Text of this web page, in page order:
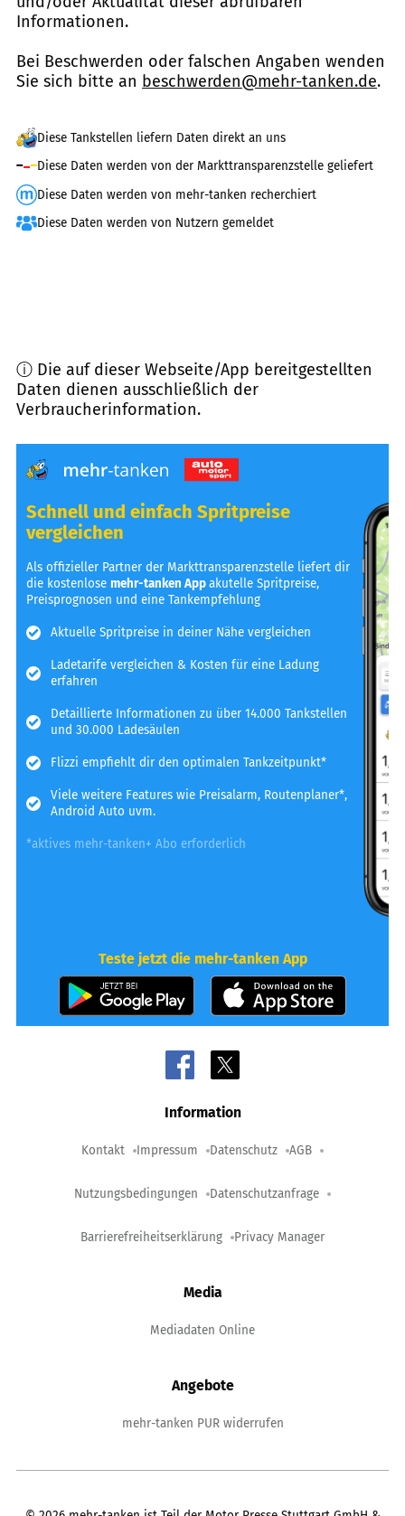
Informationen.
Bei Beschwerden oder falschen Angaben wenden
Sie sich bitte an beschwerden@mehr-tanken.de.
Diese Tankstellen liefern Daten direkt an uns
Diese Daten werden von der Markttransparenzstelle geliefert
Diese Daten werden von mehr-tanken recherchiert
Diese Daten werden von Nutzern gemeldet
ⓘ Die auf dieser Webseite/App bereitgestellten
Daten dienen ausschließlich der
Verbraucherinformation.
Schnell und einfach Spritpreise
vergleichen
Als offizieller Partner der Markttransparenzstelle liefert dir
die kostenlosemehr-tanken Appakutelle Spritpreise,
Preisprognosen und eine Tankempfehlung
Aktuelle Spritpreise in deiner Nähe vergleichen
Ladetarife vergleichen & Kosten für eine Ladung
erfahren
Detaillierte Informationen zu über 14.000 Tankstellen
und 30.000 Ladesäulen
Flizzi empfiehlt dir den optimalen Tankzeitpunkt*
Viele weitere Features wie Preisalarm, Routenplaner*,
Android Auto uvm.
*aktives mehr-tanken+ Abo erforderlich
Teste jetzt die mehr-tanken App
Information
Kontakt Impressum Datenschutz AGB
Nutzungsbedingungen Datenschutzanfrage
Barrierefreiheitserklärung Privacy Manager
Media
Mediadaten Online
Angebote
mehr-tanken PUR widerrufen